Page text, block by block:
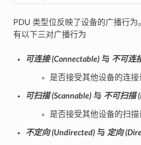
PDU 类型位反映了设备的广播行
有以下三对广播行为
可连接 (Connectable)与 不可连
是否接受其他设备的连接
可扫描 (Scannable)与 不可扫描
是否接受其他设备的扫描
不定向 (Undirected)与 定向